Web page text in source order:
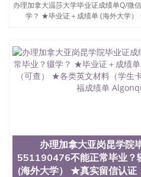
办理加拿大温莎大学毕业证成绩单Q/微
学？ ★毕业证＋成绩单 (海外大学
办理加拿大亚岗昆学院
551190476不能正常毕业？
(海外大学） ★真实留信认